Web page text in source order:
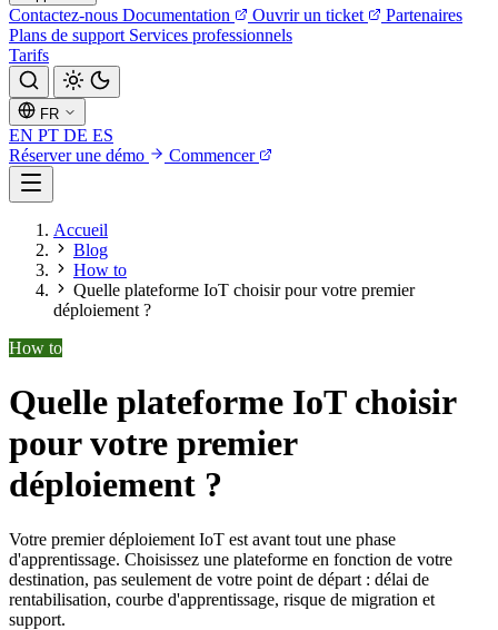
Contactez-nous Documentation Ouvrir un ticket
Partenaires
Plans de support Services professionnels
Tarifs
FR
EN PT DE ES
Réserver une démo
Commencer
Accueil
Blog
How to
Quelle plateforme IoT choisir pour votre premier
déploiement ?
How to
Quelle plateforme IoT choisir
pour votre premier
déploiement ?
Votre premier déploiement IoT est avant tout une phase
d'apprentissage. Choisissez une plateforme en fonction de votre
destination, pas seulement de votre point de départ : délai de
rentabilisation, courbe d'apprentissage, risque de migration et
support.